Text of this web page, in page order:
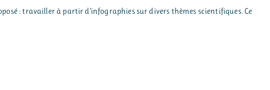
: travailler à partir d’infographies sur divers thèmes scientifiques. Ce